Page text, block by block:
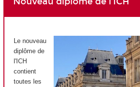
Le nouveau
diplôme de
l'ICH
contient
toutes les